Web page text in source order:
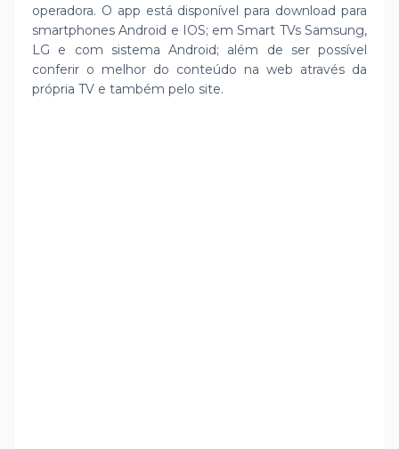
operadora. O app está disponível para download para
smartphones Android e IOS; em Smart TVs Samsung,
LG e com sistema Android; além de ser possível
conferir o melhor do conteúdo na web através da
própria TV e também pelo site.